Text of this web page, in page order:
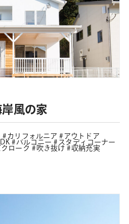
風の家
カリフォルニア
アウトドア
バルコニー
スタディコーナー
ローク 吹き抜け
収納充実